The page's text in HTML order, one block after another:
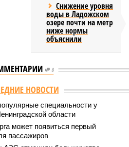
Снижение уровня
воды в Ладожском
озере почти на метр
ниже нормы
объяснили
0
НОВОСТИ
специальности у
области
может появиться первый
пассажиров